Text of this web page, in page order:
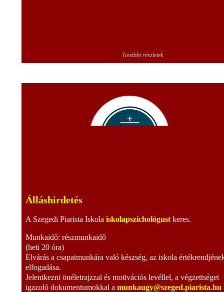
További részletek
Álláshirdetés
A Szegedi Piarista Iskola iskolapszichológust keres.
Munkaidő: részmunkaidő
(heti 20 óra)
Elvárás a csapatmunkára való készség, az iskola
elfogadása.
Jelentkezni önéletrajzzal és motivációs levéllel, a végzettséget
igazoló dokumentumokkal a munkaugy@szeged.piarista.hu